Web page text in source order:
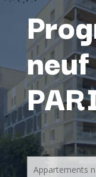
Appartements